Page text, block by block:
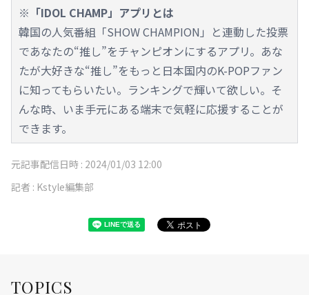
※「IDOL CHAMP」アプリとは
韓国の人気番組「SHOW CHAMPION」と連動した投票
であなたの“推し”をチャンピオンにするアプリ。あな
たが大好きな“推し”をもっと日本国内のK-POPファン
に知ってもらいたい。ランキングで輝いて欲しい。そ
んな時、いま手元にある端末で気軽に応援することが
できます。
元記事配信日時 : 2024/01/03 12:00
記者 : Kstyle編集部
TOPICS